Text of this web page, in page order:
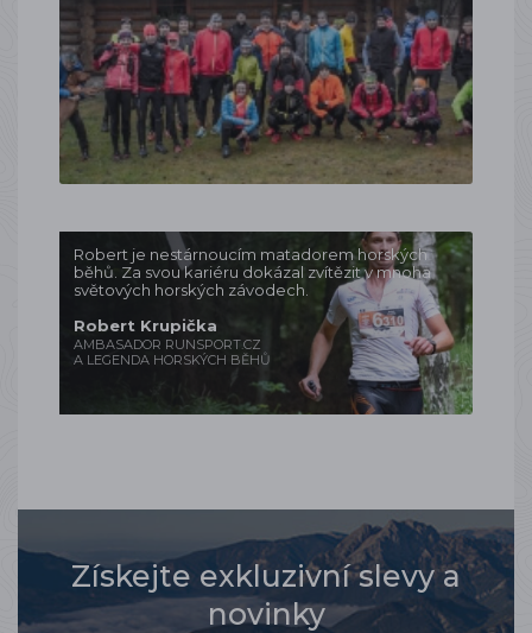
Robert je nestárnoucím matadorem horských
běhů. Za svou kariéru dokázal zvítězit v mnoha
světových horských závodech.
Robert Krupička
AMBASADOR RUNSPORT.CZ
A LEGENDA HORSKÝCH BĚHŮ
Získejte exkluzivní slevy a
novinky